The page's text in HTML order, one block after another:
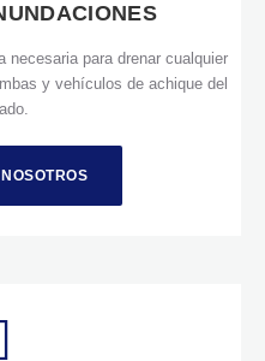
necesaria para drenar cualquier
y vehículos de achique del